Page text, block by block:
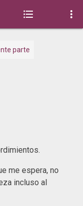
 
parte
me espera, no
incluso al